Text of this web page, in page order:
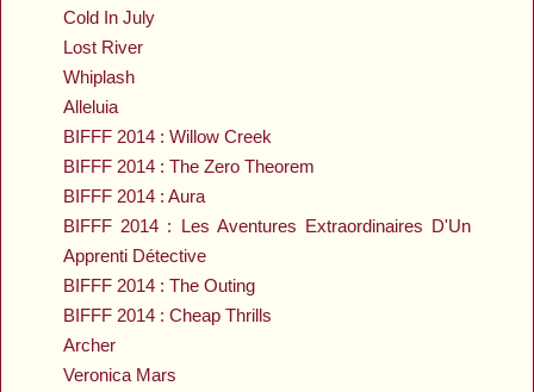
Cold In July
Lost River
Whiplash
Alleluia
BIFFF 2014 : Willow Creek
BIFFF 2014 : The Zero Theorem
BIFFF 2014 : Aura
BIFFF 2014 : Les Aventures Extraordinaires D'Un
Apprenti Détective
BIFFF 2014 : The Outing
BIFFF 2014 : Cheap Thrills
Archer
Veronica Mars